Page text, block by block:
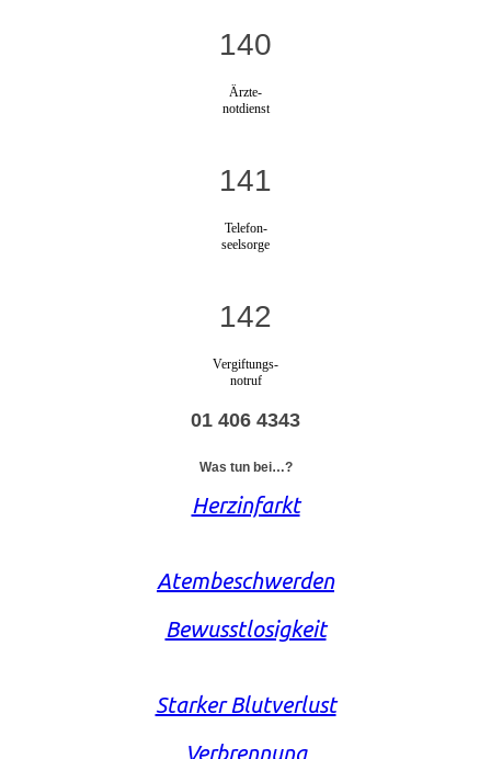
140
Ärzte-
notdienst
141
Telefon-
seelsorge
142
Vergiftungs-
notruf
01 406 4343
Was tun bei…?
Herzinfarkt
Atembeschwerden
Bewusstlosigkeit
Starker Blutverlust
Verbrennung